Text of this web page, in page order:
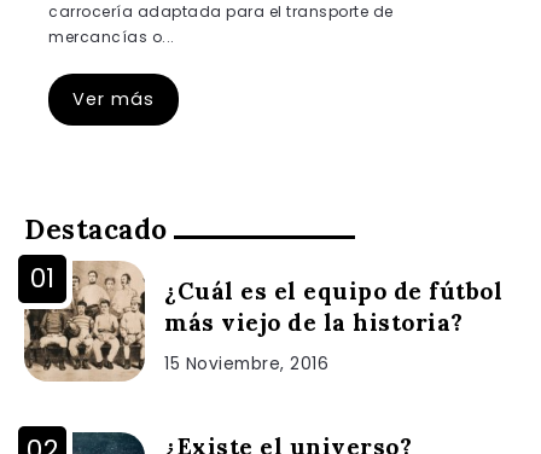
carrocería adaptada para el transporte de
mercancías o...
Ver más
Destacado
¿Cuál es el equipo de fútbol
más viejo de la historia?
15 Noviembre, 2016
¿Existe el universo?